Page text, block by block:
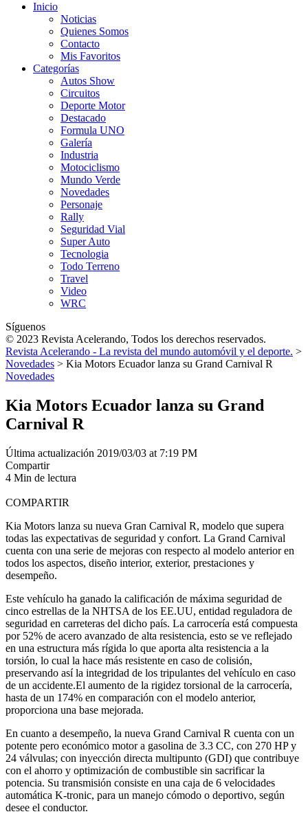
Inicio
Noticias
Quienes Somos
Contacto
Mis Favoritos
Categorías
Autos Show
Circuitos
Deporte Motor
Destacado
Formula UNO
Galería
Industria
Motociclismo
Mundo Verde
Novedades
Personaje
Rally
Seguridad Vial
Super Auto
Tecnologia
Todo Terreno
Travel
Video
WRC
Síguenos
© 2023 Revista Acelerando, Todos los derechos reservados.
Revista Acelerando - La revista del mundo automóvil y el deporte. >
Novedades > Kia Motors Ecuador lanza su Grand Carnival R
Novedades
Kia Motors Ecuador lanza su Grand
Carnival R
Última actualización 2019/03/03 at 7:19 PM
Compartir
4 Min de lectura
COMPARTIR
Kia Motors lanza su nueva Gran Carnival R, modelo que supera
todas las expectativas de seguridad y confort. La Grand Carnival
cuenta con una serie de mejoras con respecto al modelo anterior en
todos los aspectos, diseño interior, exterior, prestaciones y
desempeño.
Este vehículo ha ganado la calificación de máxima seguridad de
cinco estrellas de la NHTSA de los EE.UU, entidad reguladora de
seguridad en carreteras del dicho país. La carrocería está compuesta
por 52% de acero avanzado de alta resistencia, esto se ve reflejado
en una estructura más rígida lo que aporta alta resistencia a la
torsión, lo cual la hace más resistente en caso de colisión,
preservando así la integridad de los tripulantes del vehículo en caso
de un accidente.El aumento de la rigidez torsional de la carrocería,
hasta de un 174% en comparación con el modelo anterior,
proporciona una base mejorada.
En cuanto a desempeño, la nueva Grand Carnival R cuenta con un
potente pero económico motor a gasolina de 3.3 CC, con 270 HP y
24 válvulas; con inyección directa multipunto (GDI) que contribuye
con el ahorro y optimización de combustible sin sacrificar la
potencia. Su transmisión consiste en una caja de 6 velocidades
automática K-tronic, para un manejo cómodo o deportivo, según
desee el conductor.